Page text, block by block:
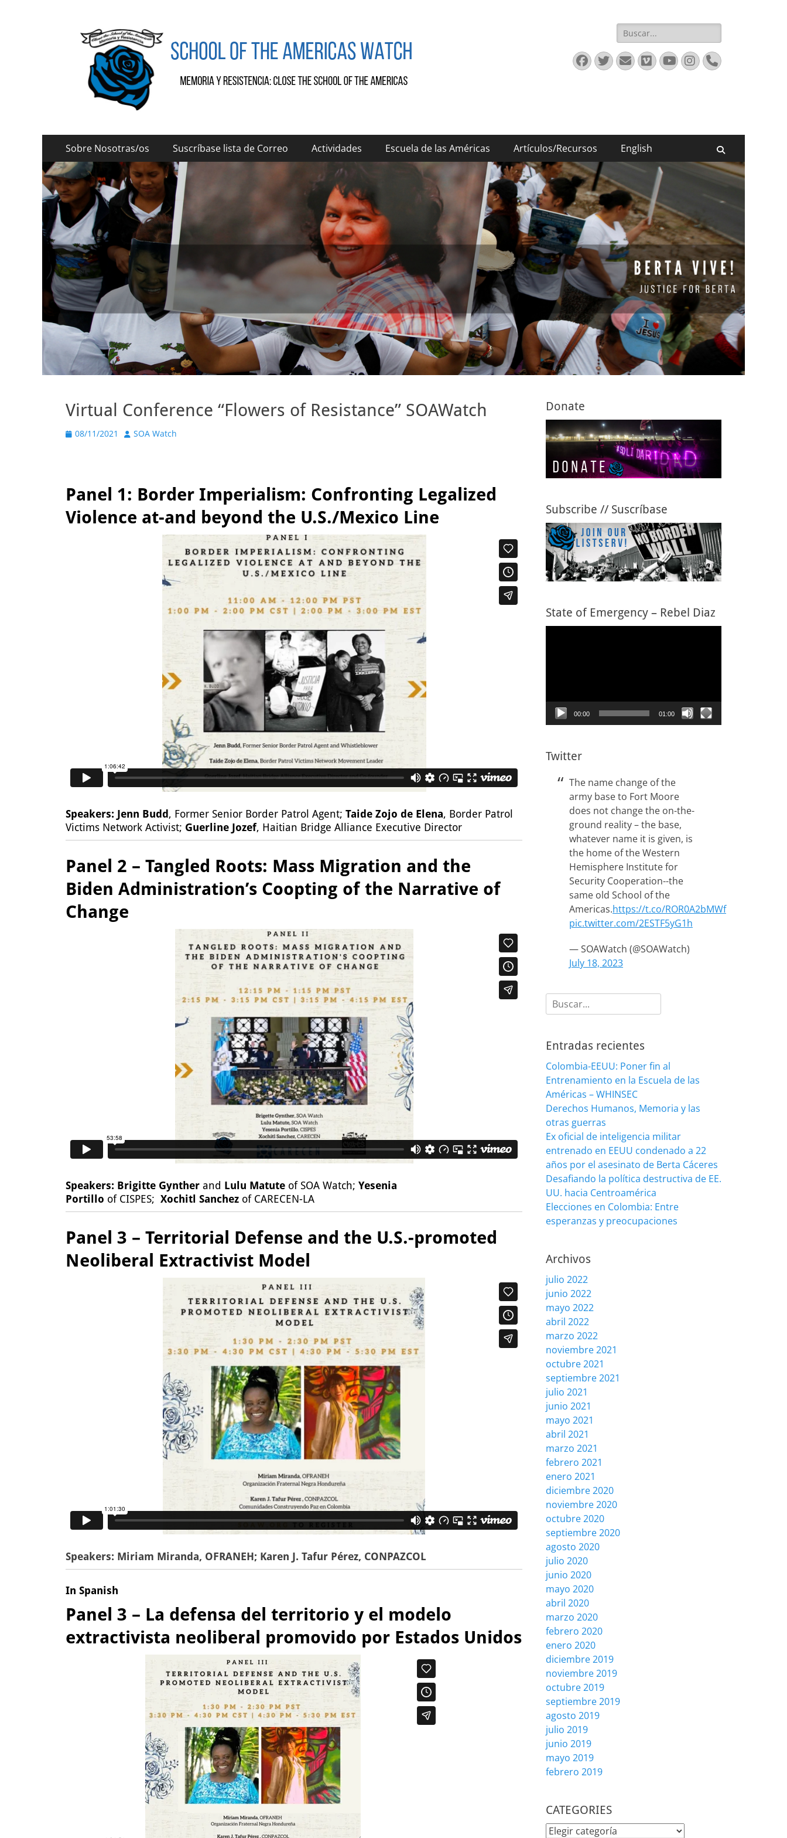
SOAW
SOAW Buscar:
Facebook
Twitter
EmailVimeoYouTube
Instagram
Phone
Menú
principal
Saltar
contenido
Sobre Nosotras/os Suscríbase lista de Correo Actividades Escuela de las Américas Artículos/Recursos English
Virtual Conference “Flowers of Resistance” SOAWatch
Publicado
08/11/2021 AutorSOA Watch
Panel 1: Border Imperialism: Confronting Legalized
Violence at-and beyond the U.S./Mexico Line
Speakers: Jenn Budd, Former Senior Border Patrol Agent; Taide Zojo de Elena, Border Patrol
Victims Network Activist; Guerline Jozef, Haitian Bridge Alliance Executive Director
Panel 2 – Tangled Roots: Mass Migration and the
Biden Administration’s Coopting of the Narrative of
Change
Speakers: Brigitte Gynther and Lulu Matute of SOA Watch; Yesenia
Portillo of CISPES; Xochitl Sanchez of CARECEN-LA
Panel 3 – Territorial Defense and the U.S.-promoted
Neoliberal Extractivist Model
Speakers: Miriam Miranda, OFRANEH; Karen J. Tafur Pérez, CONPAZCOL
In Spanish
Panel 3 – La defensa del territorio y el modelo
extractivista neoliberal promovido por Estados Unidos
Donate
Subscribe // Suscríbase
State of Emergency – Rebel Diaz
00:00 01:00
Twitter
The name change of the
army base to Fort Moore
does not change the on-the-
ground reality – the base,
whatever name it is given, is
the home of the Western
Hemisphere Institute for
Security Cooperation--the
same old School of the
Americas.https://t.co/ROR0A2bMWf
pic.twitter.com/2ESTF5yG1h
— SOAWatch (@SOAWatch)
July 18, 2023
Buscar:
Entradas recientes
Colombia-EEUU: Poner fin al
Entrenamiento en la Escuela de las
Américas – WHINSEC
Derechos Humanos, Memoria y las
otras guerras
Ex oficial de inteligencia militar
entrenado en EEUU condenado a 22
años por el asesinato de Berta Cáceres
Desafiando la política destructiva de EE.
UU. hacia Centroamérica
Elecciones en Colombia: Entre
esperanzas y preocupaciones
Archivos
julio 2022
junio 2022
mayo 2022
abril 2022
marzo 2022
noviembre 2021
octubre 2021
septiembre 2021
julio 2021
junio 2021
mayo 2021
abril 2021
marzo 2021
febrero 2021
enero 2021
diciembre 2020
noviembre 2020
octubre 2020
septiembre 2020
agosto 2020
julio 2020
junio 2020
mayo 2020
abril 2020
marzo 2020
febrero 2020
enero 2020
diciembre 2019
noviembre 2019
octubre 2019
septiembre 2019
agosto 2019
julio 2019
junio 2019
mayo 2019
febrero 2019
CATEGORIES
CATEGORIES